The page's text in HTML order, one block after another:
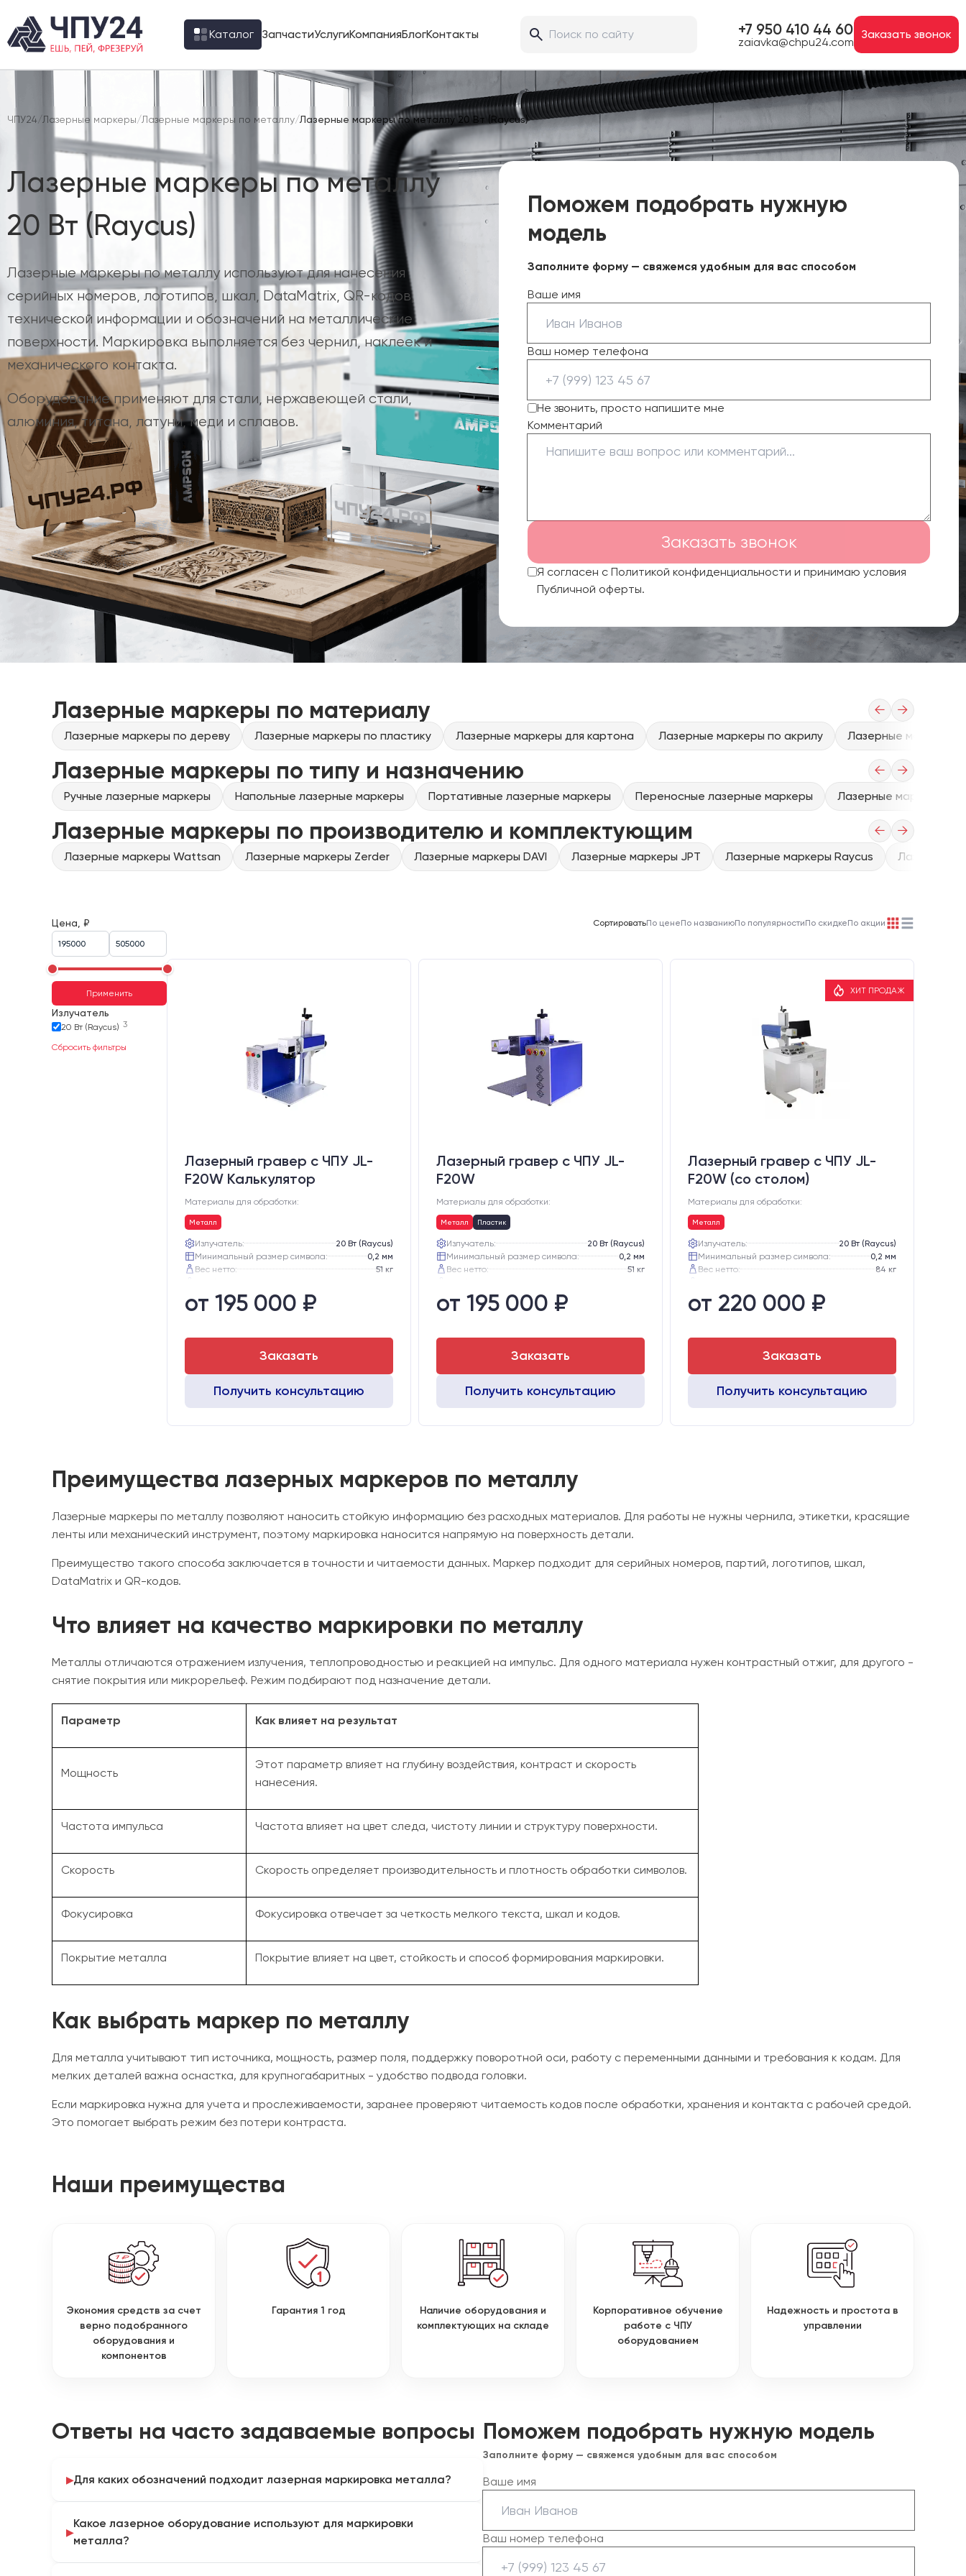
Каталог ЗапчастиУслугиКомпанияБлогКонтакты +7 950 410 44 60
zaiavka@chpu24.com
Заказать звонок
ЧПУ24/Лазерные маркеры/Лазерные маркеры по металлу/Лазерные маркеры по металлу 20 Вт (Raycus)
Лазерные маркеры по металлу
20 Вт (Raycus)
Лазерные маркеры по металлу используют для нанесения
серийных номеров, логотипов, шкал, DataMatrix, QR-кодов,
технической информации и обозначений на металлические
поверхности. Маркировка выполняется без чернил, наклеек и
механического контакта.
Оборудование применяют для стали, нержавеющей стали,
алюминия, титана, латуни, меди и сплавов.
Поможем подобрать нужную
модель
Заполните форму — свяжемся удобным для вас способом
Ваше имя
Ваш номер телефона
Не звонить, просто напишите мне
Комментарий
Заказать звонок
Я согласен с Политикой конфиденциальности и принимаю условия
Публичной оферты.
Лазерные маркеры по материалу ← →
Лазерные маркеры по дереву Лазерные маркеры по пластику Лазерные маркеры для картона Лазерные маркеры по акрилу Лазерные маркеры
Лазерные маркеры по типу и назначению ← →
Ручные лазерные маркеры Напольные лазерные маркеры Портативные лазерные маркеры Переносные лазерные маркеры Лазерные маркеры
Лазерные маркеры по производителю и комплектующим ← →
Лазерные маркеры Wattsan Лазерные маркеры Zerder Лазерные маркеры DAVI Лазерные маркеры JPT Лазерные маркеры Raycus Лазерные
Цена, ₽
Применить
Излучатель
20 Вт (Raycus) 3
Сбросить фильтры
СортироватьПо ценеПо названиюПо популярностиПо скидкеПо акции
Лазерный гравер с ЧПУ JL-
F20W Калькулятор
Материалы для обработки:
Металл
Излучатель:
20 Вт (Raycus)
Минимальный размер символа:
0,2 мм
Вес нетто:
51 кг
Транспортный габарит станка, мм:
от 195 000 ₽
Заказать
Получить консультацию
Лазерный гравер с ЧПУ JL-
F20W
Материалы для обработки:
Металл Пластик
Излучатель:
20 Вт (Raycus)
Минимальный размер символа:
0,2 мм
Вес нетто:
51 кг
Транспортный габарит станка, мм:
от 195 000 ₽
Заказать
Получить консультацию
ХИТ ПРОДАЖ
Лазерный гравер с ЧПУ JL-
F20W (со столом)
Материалы для обработки:
Металл
Излучатель:
20 Вт (Raycus)
Минимальный размер символа:
0,2 мм
Вес нетто:
84 кг
Транспортный габарит станка, мм:
от 220 000 ₽
Заказать
Получить консультацию
Преимущества лазерных маркеров по металлу
Лазерные маркеры по металлу позволяют наносить стойкую информацию без расходных материалов. Для работы не нужны чернила, этикетки, красящие
ленты или механический инструмент, поэтому маркировка наносится напрямую на поверхность детали.
Преимущество такого способа заключается в точности и читаемости данных. Маркер подходит для серийных номеров, партий, логотипов, шкал,
DataMatrix и QR-кодов.
Что влияет на качество маркировки по металлу
Металлы отличаются отражением излучения, теплопроводностью и реакцией на импульс. Для одного материала нужен контрастный отжиг, для другого -
снятие покрытия или микрорельеф. Режим подбирают под назначение детали.
Параметр Как влияет на результат
Мощность
Этот параметр влияет на глубину воздействия, контраст и скорость
нанесения.
Частота импульса Частота влияет на цвет следа, чистоту линии и структуру поверхности.
Скорость Скорость определяет производительность и плотность обработки символов.
Фокусировка Фокусировка отвечает за четкость мелкого текста, шкал и кодов.
Покрытие металла Покрытие влияет на цвет, стойкость и способ формирования маркировки.
Как выбрать маркер по металлу
Для металла учитывают тип источника, мощность, размер поля, поддержку поворотной оси, работу с переменными данными и требования к кодам. Для
мелких деталей важна оснастка, для крупногабаритных - удобство подвода головки.
Если маркировка нужна для учета и прослеживаемости, заранее проверяют читаемость кодов после обработки, хранения и контакта с рабочей средой.
Это помогает выбрать режим без потери контраста.
Наши преимущества
Экономия средств за счет
верно подобранного
оборудования и
компонентов
Гарантия 1 год
Наличие оборудования и
комплектующих на складе
Корпоративное обучение
работе с ЧПУ
оборудованием
Надежность и простота в
управлении
Ответы на часто задаваемые вопросы
Для каких обозначений подходит лазерная маркировка металла?
выполняет поверхностную или глубокую гравировку. Такой сценарий работы
учитывают при формировании комплектации.
Какое лазерное оборудование используют для маркировки
металла?
Поможем подобрать нужную модель
Заполните форму — свяжемся удобным для вас способом
Ваше имя
Ваш номер телефона